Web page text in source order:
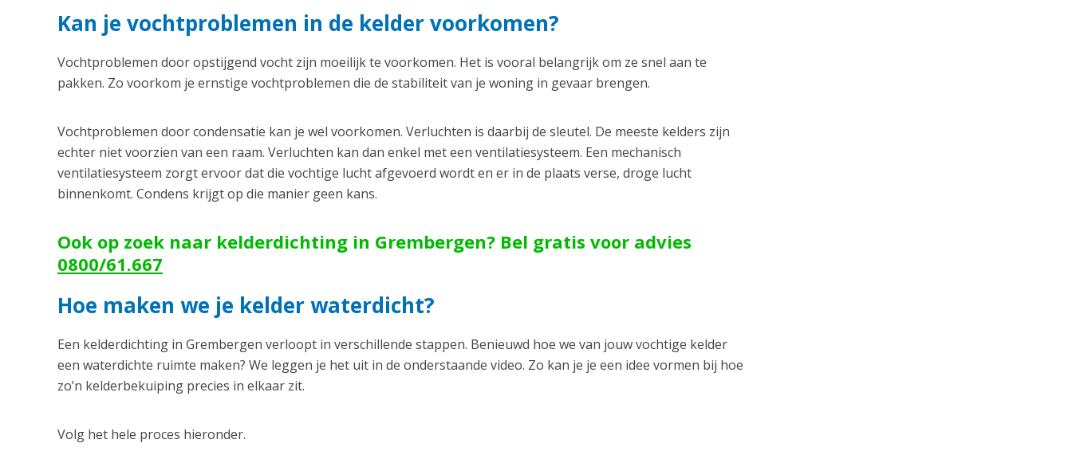
Kan je vochtproblemen in de kelder voorkomen?
Vochtproblemen door opstijgend vocht zijn moeilijk te voorkomen. Het is vooral belangrijk om ze snel aan te
pakken. Zo voorkom je ernstige vochtproblemen die de stabiliteit van je woning in gevaar brengen.
Vochtproblemen door condensatie kan je wel voorkomen. Verluchten is daarbij de sleutel. De meeste kelders zijn
echter niet voorzien van een raam. Verluchten kan dan enkel met een ventilatiesysteem. Een mechanisch
ventilatiesysteem zorgt ervoor dat die vochtige lucht afgevoerd wordt en er in de plaats verse, droge lucht
binnenkomt. Condens krijgt op die manier geen kans.
Ook op zoek naar kelderdichting in Grembergen? Bel gratis voor advies
0800/61.667
Hoe maken we je kelder waterdicht?
Een kelderdichting in Grembergen verloopt in verschillende stappen. Benieuwd hoe we van jouw vochtige kelder
een waterdichte ruimte maken? We leggen je het uit in de onderstaande video. Zo kan je je een idee vormen bij hoe
zo’n kelderbekuiping precies in elkaar zit.
Volg het hele proces hieronder.